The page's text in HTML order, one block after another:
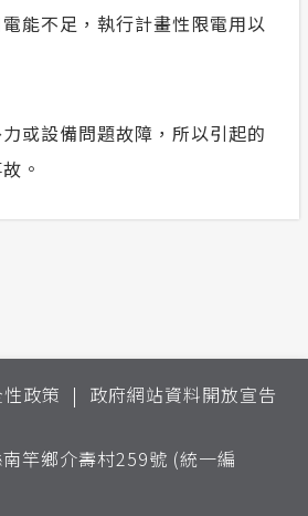
能不足，執行計畫性限電用以
或設備問題故障，所以引起的
。
政策 政府網站資料開放宣告
竿鄉介壽村259號 (統一編